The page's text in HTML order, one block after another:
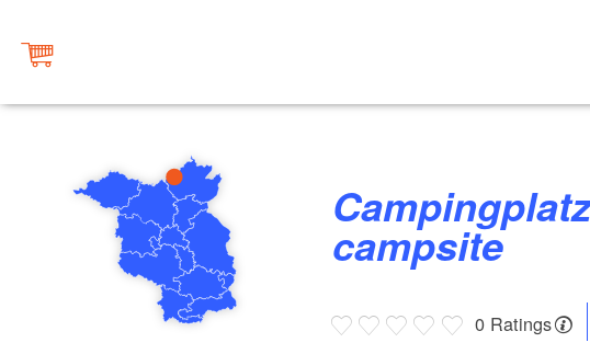
Campingplatz am Dreetzsee,
campsite
0 Ratings